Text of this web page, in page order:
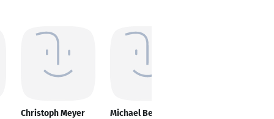
Christoph Meyer Michael Beume